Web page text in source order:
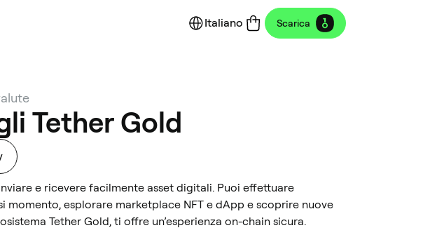
Italiano Scarica
Tether Gold
e ricevere facilmente asset digitali. Puoi effettuare
momento, esplorare marketplace NFT e dApp e scoprire nuove
Tether Gold, ti offre un’esperienza on-chain sicura.